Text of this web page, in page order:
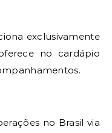
exclusivamente
no cardápio
no Brasil via